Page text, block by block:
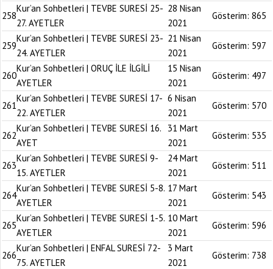
258
Kur’an Sohbetleri | TEVBE SURESİ 25-
27. AYETLER
28 Nisan
2021
Gösterim: 865
259
Kur’an Sohbetleri | TEVBE SURESİ 23-
24. AYETLER
21 Nisan
2021
Gösterim: 597
260
Kur’an Sohbetleri | ORUÇ İLE İLGİLİ
AYETLER
15 Nisan
2021
Gösterim: 497
261
Kur’an Sohbetleri | TEVBE SURESİ 17-
22. AYETLER
6 Nisan
2021
Gösterim: 570
262
Kur’an Sohbetleri | TEVBE SURESİ 16.
AYET
31 Mart
2021
Gösterim: 535
263
Kur’an Sohbetleri | TEVBE SURESİ 9-
15. AYETLER
24 Mart
2021
Gösterim: 511
264
Kur’an Sohbetleri | TEVBE SURESİ 5-8.
AYETLER
17 Mart
2021
Gösterim: 543
265
Kur’an Sohbetleri | TEVBE SURESİ 1-5.
AYETLER
10 Mart
2021
Gösterim: 596
266
Kur’an Sohbetleri | ENFAL SURESİ 72-
75. AYETLER
3 Mart
2021
Gösterim: 738